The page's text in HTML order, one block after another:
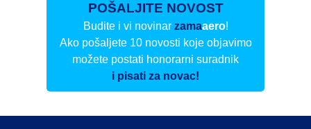
POŠALJITE NOVOST
Budite i vi novinar zamaaero!
Ako pošaljete 10 novosti koje objavimo
možete postati honorarni suradnik
i pisati za novac!